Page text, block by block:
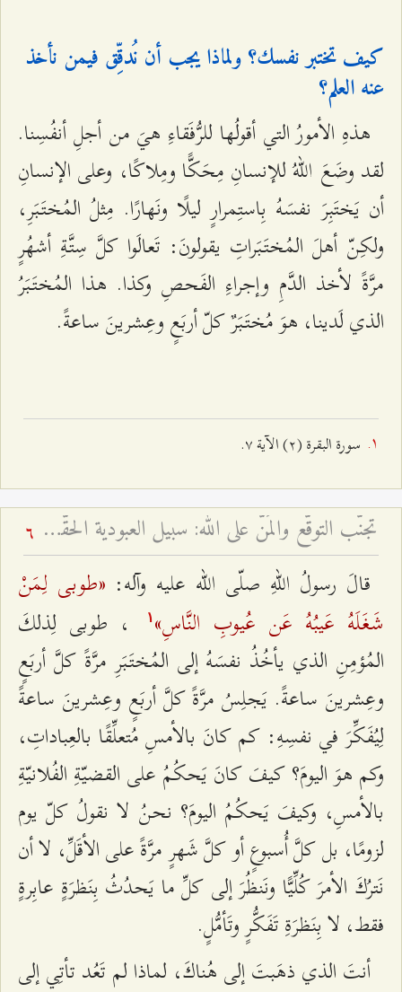
كيف تختبر نفسك؟ ولماذا يجب أن نُدقِّق فيمن نأخذ
عنه العلم؟
هذهِ الأمورُ التي أقولُها للرُّفَقاءِ هيَ من أجلِ أنفُسِنا.
لقد وضَعَ اللهُ للإنسانِ مِحَكًّا ومِلاكًا، وعلى الإنسانِ
أن يَختَبِرَ نفسَهُ بِاستِمرارٍ ليلًا ونَهارًا. مِثلُ المُختَبَرِ،
ولكِنّ أهلَ المُختَبَراتِ يقولونَ: تَعالَوا كلَّ سِتَّةِ أشهُرٍ
مرَّةً لأخذ الدَّمِ وإجراءِ الفَحصِ وكذا. هذا المُختَبَرُ
الذي لَدينا، هوَ مُختَبَرٌ كلّ أربَعٍ وعِشرينَ ساعةً.
سورة البقرة (٢) الآية ۷.
تجنّب التوقّع والمَنّ على الله: سبيل العبودية الحقّة - لسانٌ فصيحٌ وقلبٌ مُظلمٌ أم لسانٌ ألكَنٌ وقلبٌ مُضيءٌ؟ 6
قالَ رسولُ اللهِ صلّى الله عليه وآله: «طوبى لِمَنْ
شَغَلَهُ عَيبُهُ عَن عُيوبِ النَّاسِ» ۱
، طوبى لِذلكَ
المُؤمِنِ الذي يأخُذُ نفسَهُ إلى المُختَبَرِ مرَّةً كلَّ أربَعٍ
وعِشرينَ ساعةً. يَجلِسُ مرَّةً كلَّ أربَعٍ وعِشرينَ ساعةً
لِيُفَكِّرَ في نفسِهِ: كم كانَ بالأمسِ مُتعلِّقًا بالعِباداتِ،
وكم هوَ اليومَ؟ كيفَ كانَ يَحكُمُ على القضيّةِ الفُلانيّةِ
بالأمسِ، وكيفَ يَحكُمُ اليومَ؟ نحنُ لا نقولُ كلّ يوم
لزومًا، بل كلَّ أُسبوعٍ أو كلَّ شَهرٍ مرَّةً على الأقَلِّ، لا أن
نَترُكَ الأمرَ كُلِّيًّا ونَنظُرَ إلى كلِّ ما يَحدُثُ بِنَظرَةٍ عابِرةٍ
فقط، لا بِنَظرَةِ تَفَكُّرٍ وتَأمُّلٍ.
أنتَ الذي ذهَبتَ إلى هُناكَ، لماذا لم تَعُد تأتِي إلى